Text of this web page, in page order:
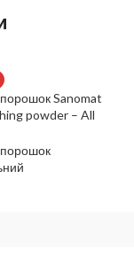
Sanomat
powder – All